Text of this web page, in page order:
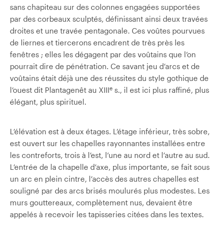
sans chapiteau sur des colonnes engagées supportées
par des corbeaux sculptés, définissant ainsi deux travées
droites et une travée pentagonale. Ces voûtes pourvues
de liernes et tiercerons encadrent de très près les
fenêtres ; elles les dégagent par des voûtains que l’on
pourrait dire de pénétration. Ce savant jeu d’arcs et de
voûtains était déjà une des réussites du style gothique de
l’ouest dit Plantagenêt au XIIIe s., il est ici plus raffiné, plus
élégant, plus spirituel.
L’élévation est à deux étages. L’étage inférieur, très sobre,
est ouvert sur les chapelles rayonnantes installées entre
les contreforts, trois à l’est, l’une au nord et l’autre au sud.
L’entrée de la chapelle d’axe, plus importante, se fait sous
un arc en plein cintre, l’accès des autres chapelles est
souligné par des arcs brisés moulurés plus modestes. Les
murs gouttereaux, complètement nus, devaient être
appelés à recevoir les tapisseries citées dans les textes.